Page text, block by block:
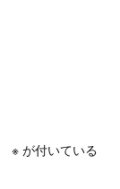
※ が付いている